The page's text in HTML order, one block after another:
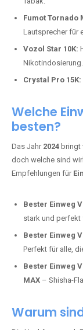
Tabak.
Fumot Tornado
Lautsprecher für
Vozol Star 10K:
Nikotindosierung.
Crystal Pro 15K:
Welche
besten?
Das Jahr 2024 bringt
doch welche sind
Empfehlungen für
Bester Einweg
stark und perfekt
Bester Einweg
Perfekt für alle,
Bester Einweg
MAX – Shisha-
Warum